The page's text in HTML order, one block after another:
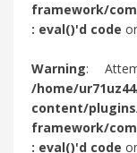
framework/
: eval()'d code
Warning:
/home/
content/
framework/
: eval()'d code